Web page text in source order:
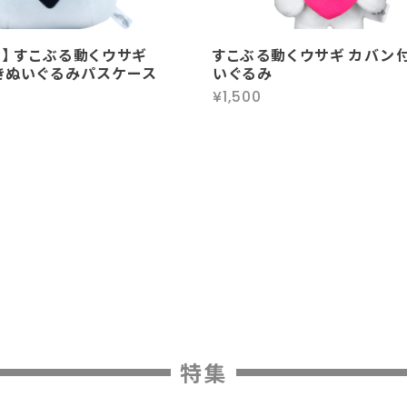
すこぶる動くウサギ
いぐるみパスケース
すこぶる動くウサギ カバン
いぐるみ
¥1,500
特集